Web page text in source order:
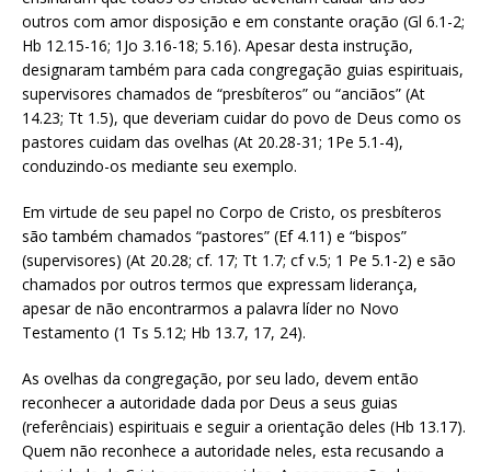
outros com amor disposição e em constante oração (Gl 6.1-2;
Hb 12.15-16; 1Jo 3.16-18; 5.16). Apesar desta instrução,
designaram também para cada congregação guias espirituais,
supervisores chamados de “presbíteros” ou “anciãos” (At
14.23; Tt 1.5), que deveriam cuidar do povo de Deus como os
pastores cuidam das ovelhas (At 20.28-31; 1Pe 5.1-4),
conduzindo-os mediante seu exemplo.
Em virtude de seu papel no Corpo de Cristo, os presbíteros
são também chamados “pastores” (Ef 4.11) e “bispos”
(supervisores) (At 20.28; cf. 17; Tt 1.7; cf v.5; 1 Pe 5.1-2) e são
chamados por outros termos que expressam liderança,
apesar de não encontrarmos a palavra líder no Novo
Testamento (1 Ts 5.12; Hb 13.7, 17, 24).
As ovelhas da congregação, por seu lado, devem então
reconhecer a autoridade dada por Deus a seus guias
(referênciais) espirituais e seguir a orientação deles (Hb 13.17).
Quem não reconhece a autoridade neles, esta recusando a